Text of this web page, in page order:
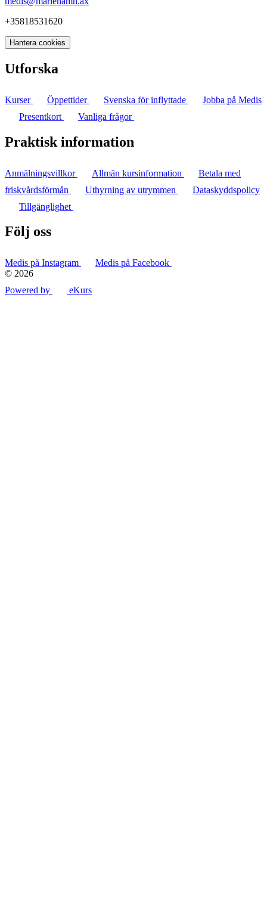
+35818531620
Hantera cookies
Utforska
Kurser Öppettider Svenska för inflyttade
Jobba på Medis
Presentkort
Vanliga frågor
Praktisk information
Anmälningsvillkor Allmän kursinformation
Betala med
friskvårdsförmån
Uthyrning av utrymmen
Dataskyddspolicy
Tillgänglighet
Följ oss
Medis på Instagram
Medis på Facebook
© 2026
Powered by
eKurs